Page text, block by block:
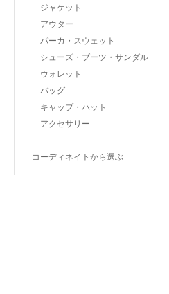
ジャケット
アウター
パーカ・スウェット
シューズ・ブーツ・サンダル
ウォレット
バッグ
キャップ・ハット
アクセサリー
コーディネイトから選ぶ